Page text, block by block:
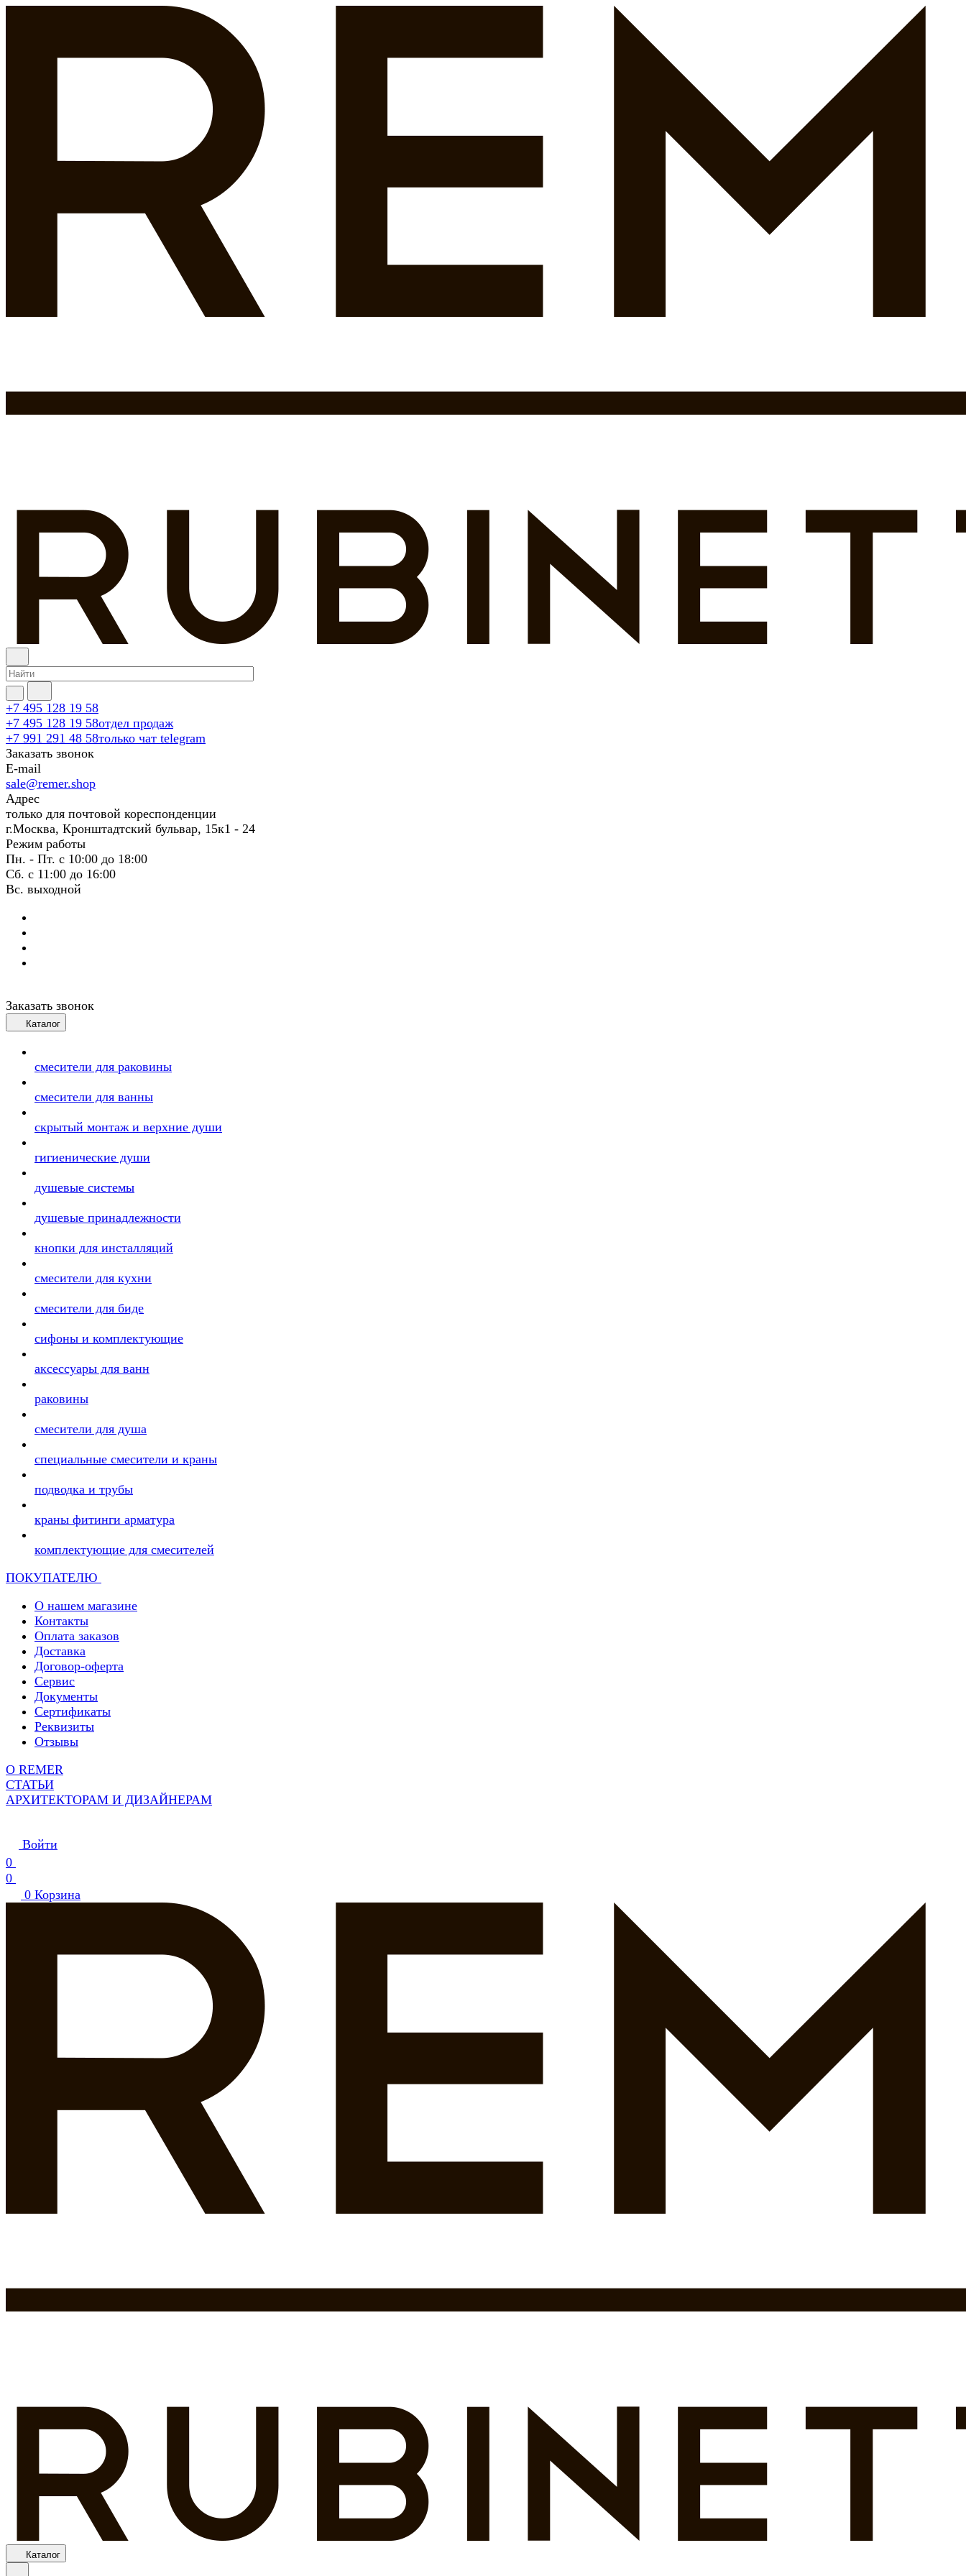
+7 495 128 19 58
+7 495 128 19 58отдел продаж
+7 991 291 48 58только чат telegram
Заказать звонок
E-mail
sale@remer.shop
Адрес
только для почтовой кореспонденции
г.Москва, Кронштадтский бульвар, 15к1 - 24
Режим работы
Пн. - Пт. с 10:00 до 18:00
Сб. с 11:00 до 16:00
Вс. выходной
Заказать звонок
Каталог
смесители для раковины
смесители для ванны
скрытый монтаж и верхние души
гигиенические души
душевые системы
душевые принадлежности
кнопки для инсталляций
смесители для кухни
смесители для биде
сифоны и комплектующие
аксессуары для ванн
раковины
смесители для душа
специальные смесители и краны
подводка и трубы
краны фитинги арматура
комплектующие для смесителей
ПОКУПАТЕЛЮ
О нашем магазине
Контакты
Оплата заказов
Доставка
Договор-оферта
Сервис
Документы
Сертификаты
Реквизиты
Отзывы
О REMER
СТАТЬИ
АРХИТЕКТОРАМ И ДИЗАЙНЕРАМ
Войти
0
0
0 Корзина
Каталог